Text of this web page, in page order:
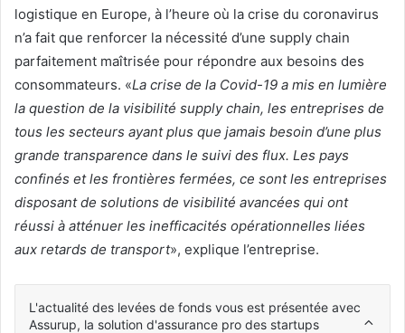
logistique en Europe, à l’heure où la crise du coronavirus
n’a fait que renforcer la nécessité d’une supply chain
parfaitement maîtrisée pour répondre aux besoins des
consommateurs. «La crise de la Covid-19 a mis en lumière
la question de la visibilité supply chain, les entreprises de
tous les secteurs ayant plus que jamais besoin d’une plus
grande transparence dans le suivi des flux. Les pays
confinés et les frontières fermées, ce sont les entreprises
disposant de solutions de visibilité avancées qui ont
réussi à atténuer les inefficacités opérationnelles liées
aux retards de transport», explique l’entreprise.
L'actualité des levées de fonds vous est présentée avec
Assurup, la solution d'assurance pro des startups